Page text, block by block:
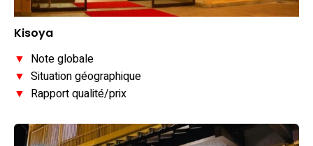
Kisoya
▼ Note globale
▼ Situation géographique
▼ Rapport qualité/prix